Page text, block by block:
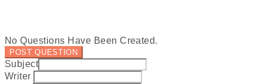
No Questions Have Been Created.
POST QUESTION
Subject
Writer